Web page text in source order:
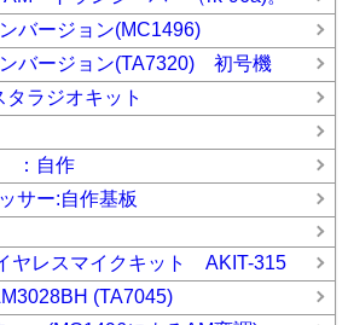
バージョン(MC1496)
ンバージョン(TA7320) 初号機
ラジオキット
：自作
サー:自作基板
ヤレスマイクキット AKIT-315
(TA7045)